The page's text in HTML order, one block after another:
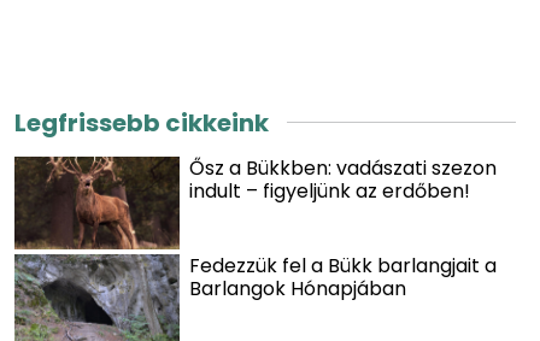
Legfrissebb cikkeink
Ősz a Bükkben: vadászati szezon
indult – figyeljünk az erdőben!
Fedezzük fel a Bükk barlangjait a
Barlangok Hónapjában